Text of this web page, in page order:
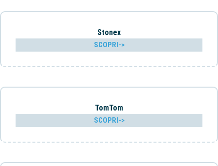
Stonex
SCOPRI->
TomTom
SCOPRI->